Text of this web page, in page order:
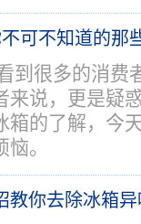
可不知道的那
到很多的消费
来说，更是疑
箱的了解，今
。
教你去除冰箱异